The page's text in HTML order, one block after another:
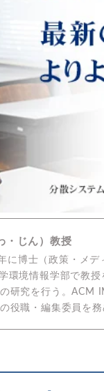
・じん）教授
に博士（政策・メ
境情報学部で教
研究を行う。
役職・編集委員を務